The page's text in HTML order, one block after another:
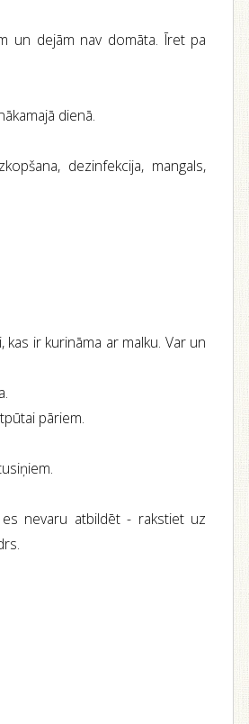
un dejām nav domāta. Īret pa
dienā.
dezinfekcija, mangals,
ir kurināma ar malku. Var un
pāriem.
nevaru atbildēt - rakstiet uz